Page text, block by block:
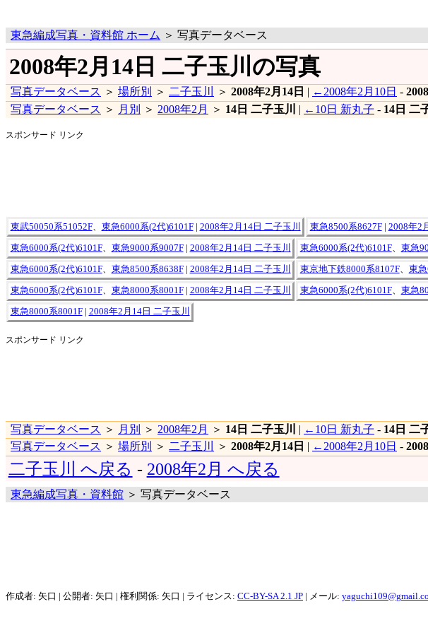
東急編成写真・資料館 ホーム ＞ 写真データベース
2008年2月14日 二子玉川の写真
写真データベース ＞ 場所別 ＞ 二子玉川 ＞ 2008年2月14日 | ←2008年2月10日 -
写真データベース ＞ 月別 ＞ 2008年2月 ＞ 14日 二子玉川 | ←10日 新丸子 - 14日 二
スポンサード リンク
東武50050系51052F、 東急6000系(2代)6101F| 2008年2月14日 二子玉川 東急8500系8627F| 2008年2
東急6000系(2代)6101F、 東急9000系9007F| 2008年2月14日 二子玉川 東急6000系(2代)6101F、 東急
東急6000系(2代)6101F、 東急8500系8638F| 2008年2月14日 二子玉川 東京地下鉄8000系8107F、 東
東急6000系(2代)6101F、 東急8000系8001F| 2008年2月14日 二子玉川 東急6000系(2代)6101F、 東急
東急8000系8001F| 2008年2月14日 二子玉川
スポンサード リンク
写真データベース ＞ 月別 ＞ 2008年2月 ＞ 14日 二子玉川 | ←10日 新丸子 - 14日 二
写真データベース ＞ 場所別 ＞ 二子玉川 ＞ 2008年2月14日 | ←2008年2月10日 -
二子玉川 へ戻る - 2008年2月 へ戻る
東急編成写真・資料館 ＞ 写真データベース
作成者: 矢口 | 公開者: 矢口 | 権利関係: 矢口 | ライセンス: CC-BY-SA 2.1 JP | メール: